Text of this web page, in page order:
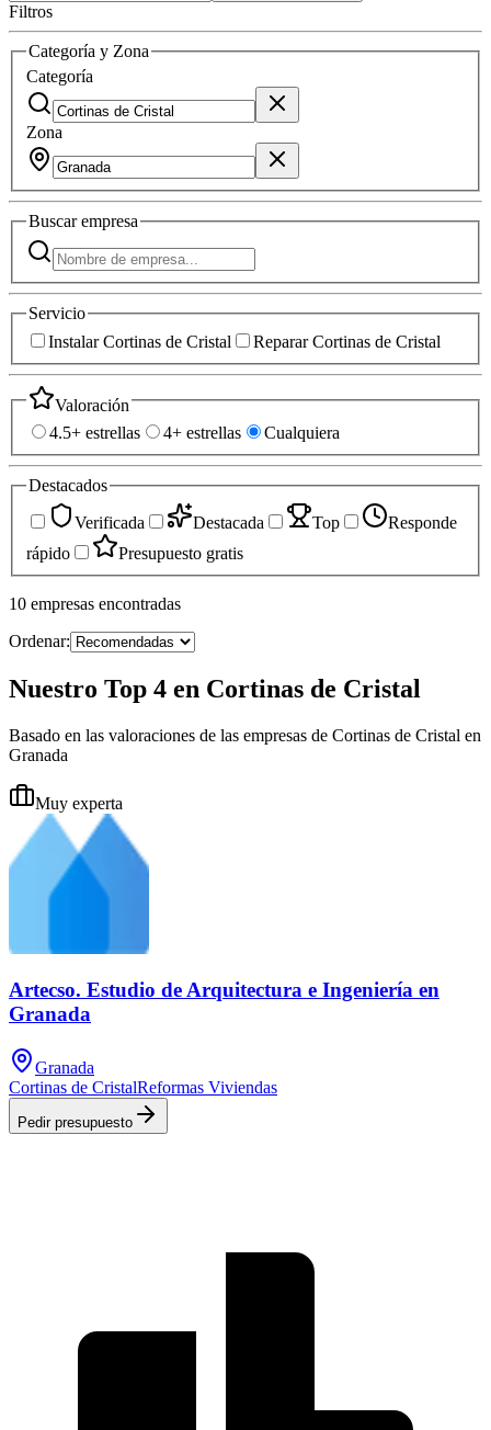
Filtros
Categoría y Zona
Categoría
Zona
Buscarempresa
Servicio
Instalar Cortinas de Cristal
Reparar Cortinas de Cristal
Valoración
4.5+ estrellas
4+ estrellas Cualquiera
Destacados
Verificada
Destacada Top
Responde
rápido
Presupuesto gratis
10 empresas encontradas
Ordenar:
Nuestro Top 4 en Cortinas de Cristal
Basado en las valoraciones de las empresas de Cortinas de Cristal en
Granada
Muy experta
Artecso. Estudio de Arquitectura e Ingeniería en
Granada
Granada
Cortinas de CristalReformas Viviendas
Pedir presupuesto